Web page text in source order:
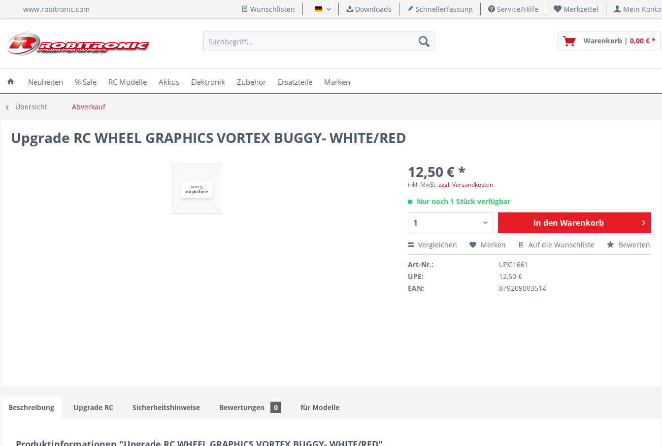
www.robitronic.com Wunschlisten Deutsch Downloads Schnellerfassung Service/Hilfe Merkzettel Mein Konto
Warenkorb | 0,00 € *
Neuheiten % Sale RC Modelle Akkus Elektronik Zubehör Ersatzteile Marken
Übersicht Abverkauf
Upgrade RC WHEEL GRAPHICS VORTEX BUGGY- WHITE/RED
12,50 € *
inkl. MwSt.zzgl. Versandkosten
Nur noch 1 Stück verfügbar
In den Warenkorb
Vergleichen Merken Auf die Wunschliste Bewerten
Art-Nr.:
UPG1661
UPE:
12,50 €
EAN:
879209003514
Beschreibung Upgrade RC Sicherheitshinweise Bewertungen 0 für Modelle